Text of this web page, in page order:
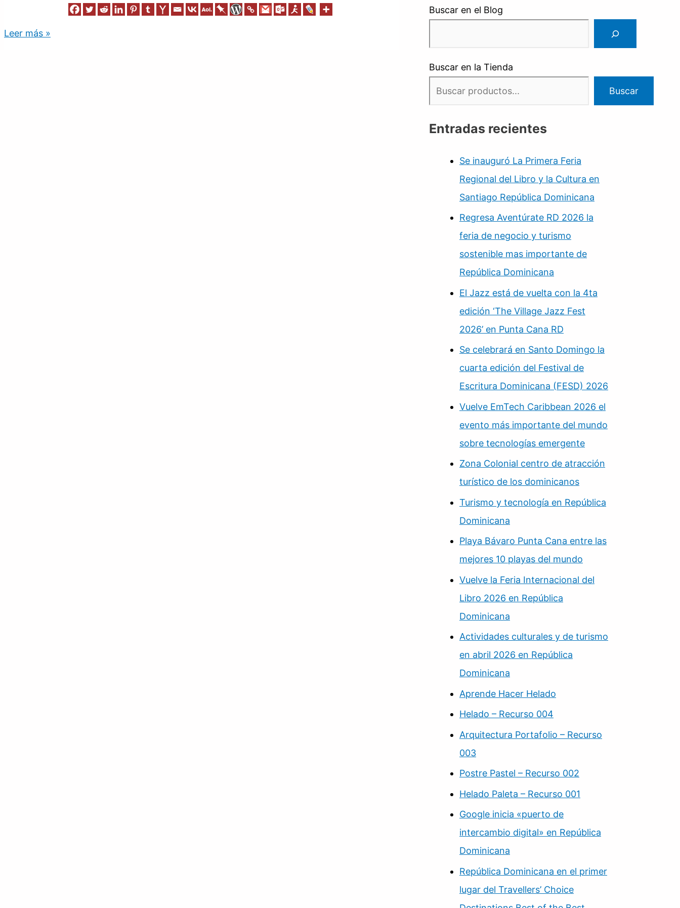
Leer más »
Buscar en el Blog
Buscar en la Tienda
Buscar
Entradas recientes
Se inauguró La Primera Feria
Regional del Libro y la Cultura en
Santiago República Dominicana
Regresa Aventúrate RD 2026 la
feria de negocio y turismo
sostenible mas importante de
República Dominicana
El Jazz está de vuelta con la 4ta
edición ‘The Village Jazz Fest
2026’ en Punta Cana RD
Se celebrará en Santo Domingo la
cuarta edición del Festival de
Escritura Dominicana (FESD) 2026
Vuelve EmTech Caribbean 2026 el
evento más importante del mundo
sobre tecnologías emergente
Zona Colonial centro de atracción
turístico de los dominicanos
Turismo y tecnología en República
Dominicana
Playa Bávaro Punta Cana entre las
mejores 10 playas del mundo
Vuelve la Feria Internacional del
Libro 2026 en República
Dominicana
Actividades culturales y de turismo
en abril 2026 en República
Dominicana
Aprende Hacer Helado
Helado – Recurso 004
Arquitectura Portafolio – Recurso
003
Postre Pastel – Recurso 002
Helado Paleta – Recurso 001
Google inicia «puerto de
intercambio digital» en República
Dominicana
República Dominicana en el primer
lugar del Travellers’ Choice